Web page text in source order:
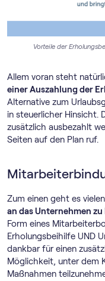
Vorteile der
Allem voran steht
einer Auszahlung der
Alternative zum
in steuerlicher Hinsicht.
zusätzlich ausbezahlt
Seiten auf den Plan ruf.
Zum einen geht es
an das Unternehmen zu
Form eines
Erholungsbeihilfe UND
dankbar für einen
Möglichkeit, unter dem
Maßnahmen